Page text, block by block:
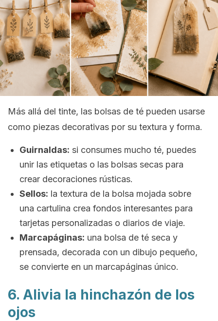
Más allá del tinte, las bolsas de té pueden usarse
como piezas decorativas por su textura y forma.
Guirnaldas: si consumes mucho té, puedes
unir las etiquetas o las bolsas secas para
crear decoraciones rústicas.
Sellos: la textura de la bolsa mojada sobre
una cartulina crea fondos interesantes para
tarjetas personalizadas o diarios de viaje.
Marcapáginas: una bolsa de té seca y
prensada, decorada con un dibujo pequeño,
se convierte en un marcapáginas único.
6. Alivia la hinchazón de los
ojos